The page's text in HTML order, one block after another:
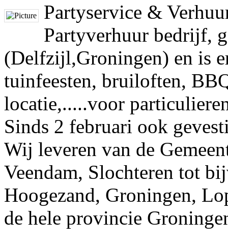
Partyservice &
Partyverhuur bedrijf,
(Delfzijl,Groningen) en is
tuinfeesten, bruiloften,
locatie,.....voor
Sinds 2 februari ook
Wij leveren van de
Veendam, Slochteren tot
Hoogezand, Groningen,
de hele provincie